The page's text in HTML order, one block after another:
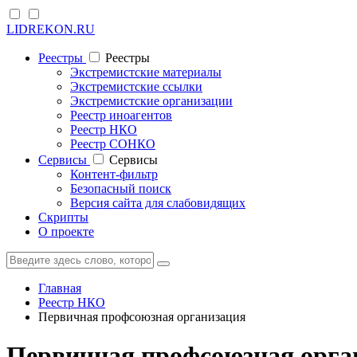
LIDREKON.RU
Реестры
Реестры
Экстремистские материалы
Экстремистские ссылки
Экстремистские организации
Реестр иноагентов
Реестр НКО
Реестр СОНКО
Cервисы
Cервисы
Контент-фильтр
Безопасный поиск
Версия сайта для слабовидящих
Скрипты
О проекте
Главная
Реестр НКО
Первичная профсоюзная организация